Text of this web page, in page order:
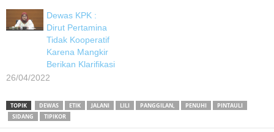
Dewas KPK :
Dirut Pertamina
Tidak Kooperatif
Karena Mangkir
Berikan Klarifikasi
26/04/2022
TOPIK DEWAS ETIK JALANI LILI PANGGILAN, PENUHI
PINTAULI
SIDANG
TIPIKOR